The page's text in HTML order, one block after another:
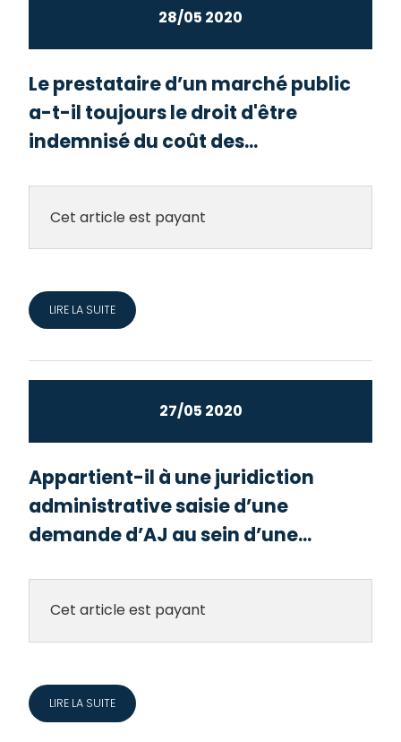
28/05 2020
Le prestataire d’un marché public
a-t-il toujours le droit d'être
indemnisé du coût des...
Cet article est payant
LIRE LA SUITE
27/05 2020
Appartient-il à une juridiction
administrative saisie d’une
demande d’AJ au sein d’une...
Cet article est payant
LIRE LA SUITE